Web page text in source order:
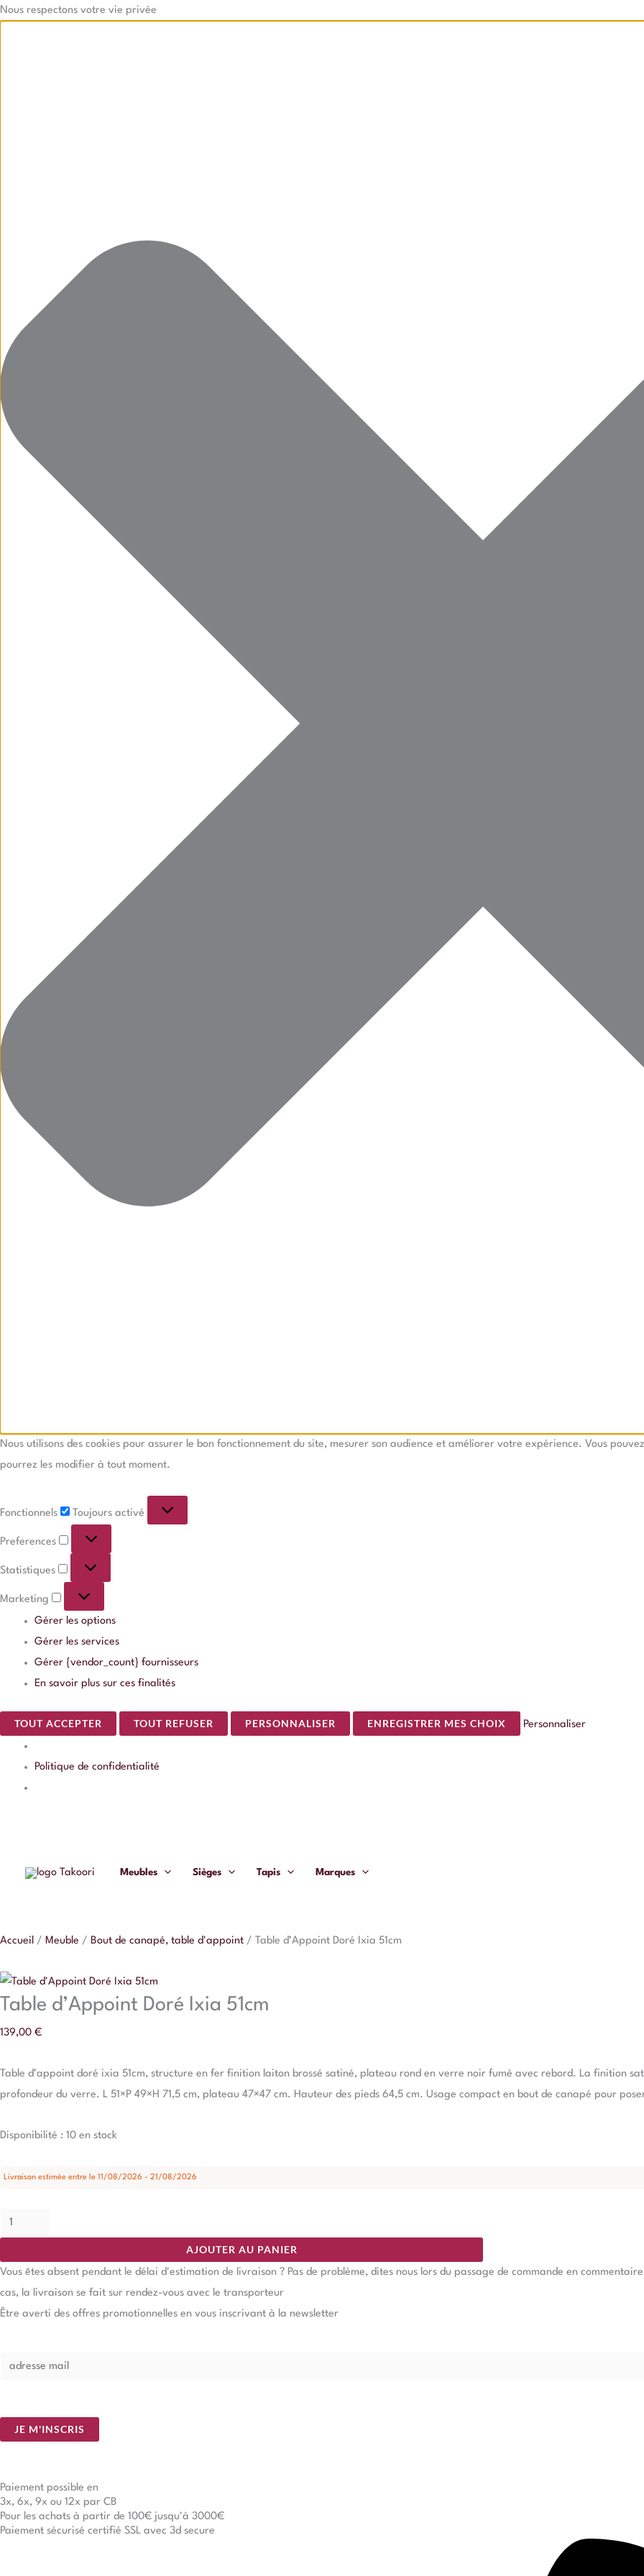
Nous respectons votre vie privée
Nous utilisons des cookies pour assurer le bon fonctionnement du site, mesurer son audience et améliorer votre expérience. Vous
pourrez les modifier à tout moment.
Fonctionnels
Fonctionnels
Toujours activé
Preferences
Preferences
Statistiques
Statistiques
Marketing
Marketing
Gérer les options
Gérer les services
Gérer {vendor_count} fournisseurs
En savoir plus sur ces finalités
TOUT ACCEPTER TOUT REFUSER PERSONNALISER ENREGISTRER MES CHOIX Personnaliser
Politique de confidentialité
Aller
Meubles Sièges Tapis Marques
Accueil / Meuble / Bout de canapé, table d'appoint / Table d’Appoint Doré Ixia 51cm
Table d’Appoint Doré Ixia 51cm
139,00 €
Table d’appoint doré ixia 51cm, structure en fer finition laiton brossé satiné, plateau rond en verre noir fumé avec rebord. La finition
profondeur du verre. L 51×P 49×H 71,5 cm, plateau 47×47 cm. Hauteur des pieds 64,5 cm. Usage compact en bout de canapé pour
Disponibilité : 10 en stock
Livraison estimée entre le 11/08/2026 - 21/08/2026
AJOUTER AU PANIER
Vous êtes absent pendant le délai d'estimation de livraison ? Pas de problème, dites nous lors du passage de commande en
cas, la livraison se fait sur rendez-vous avec le transporteur
Être averti des offres promotionnelles en vous inscrivant à la newsletter
l
JE M'INSCRIS
Paiement possible en
3x, 6x, 9x ou 12x par CB
Pour les achats à partir de 100€ jusqu'à 3000€
Paiement sécurisé certifié SSL avec 3d secure